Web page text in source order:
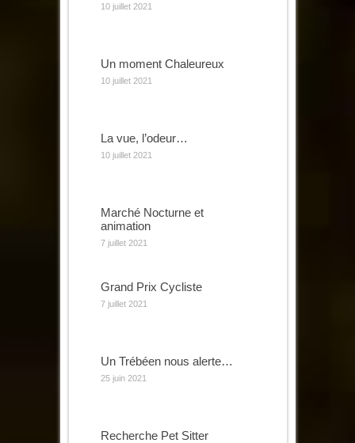
10 juillet 2021
Un moment Chaleureux
10 juillet 2021
La vue, l’odeur…
10 juillet 2021
Marché Nocturne et
animation
7 juillet 2021
Grand Prix Cycliste
7 juillet 2021
Un Trébéen nous alerte…
25 juin 2021
Recherche Pet Sitter